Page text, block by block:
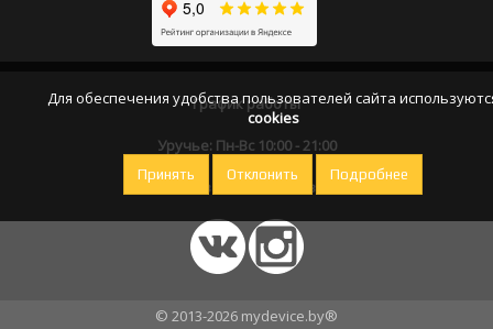
График работы
Уручье: Пн-Вс 10:00 - 21:00
Оставайтесь на связи
© 2013-2026 mydevice.by®
Для обеспечения удобства пользователей сайта
cookies
Принять Отклонить Подробнее